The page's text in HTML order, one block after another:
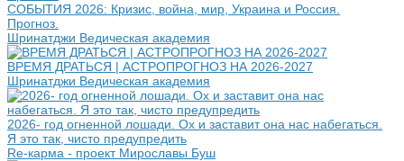
СОБЫТИЯ 2026: Кризис, война, мир, Украина и Россия.
Прогноз.
Шринатджи Ведическая академия
ВРЕМЯ ДРАТЬСЯ | АСТРОПРОГНОЗ НА 2026-2027
Шринатджи Ведическая академия
2026- год огненной лошади. Ох и заставит она нас набегаться.
Я это так, чисто предупредить
Re-карма - проект Мирославы Буш